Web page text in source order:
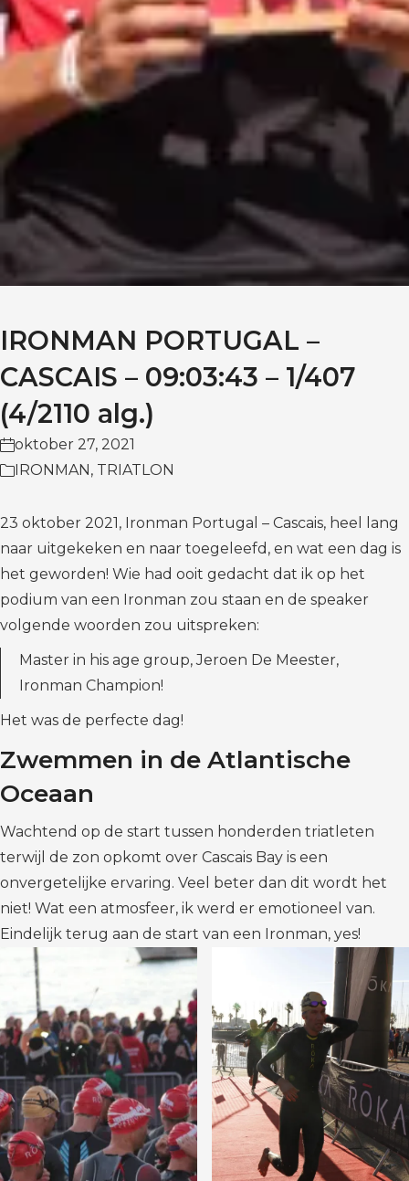
IRONMAN PORTUGAL –
CASCAIS – 09:03:43 – 1/407
(4/2110 alg.)
oktober 27, 2021
IRONMAN, TRIATLON
23 oktober 2021, Ironman Portugal – Cascais, heel lang
naar uitgekeken en naar toegeleefd, en wat een dag is
het geworden! Wie had ooit gedacht dat ik op het
podium van een Ironman zou staan en de speaker
volgende woorden zou uitspreken:
Master in his age group, Jeroen De Meester,
Ironman Champion!
Het was de perfecte dag!
Zwemmen in de Atlantische
Oceaan
Wachtend op de start tussen honderden triatleten
terwijl de zon opkomt over Cascais Bay is een
onvergetelijke ervaring. Veel beter dan dit wordt het
niet! Wat een atmosfeer, ik werd er emotioneel van.
Eindelijk terug aan de start van een Ironman, yes!